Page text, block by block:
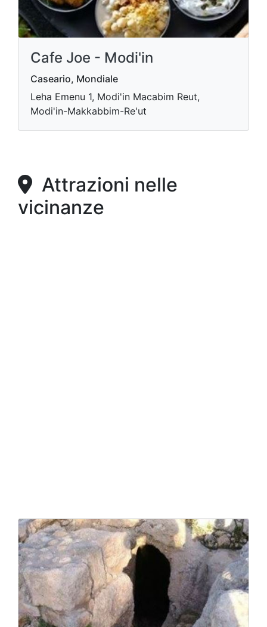
Cafe Joe - Modi'in
Caseario, Mondiale
Leha Emenu 1, Modi'in Macabim Reut,
Modi'in-Makkabbim-Re'ut
Attrazioni nelle
vicinanze